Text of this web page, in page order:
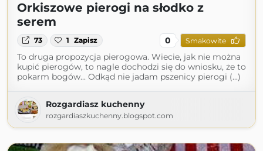
Orkiszowe pierogi na słodko z
serem
73 1 Zapisz 0 Smakowite
To druga propozycja pierogowa. Wiecie, jak nie można
kupić pierogów, to nagle dochodzi się do wniosku, że to
pokarm bogów... Odkąd nie jadam pszenicy pierogi (...)
Rozgardiasz kuchenny
rozgardiaszkuchenny.blogspot.com